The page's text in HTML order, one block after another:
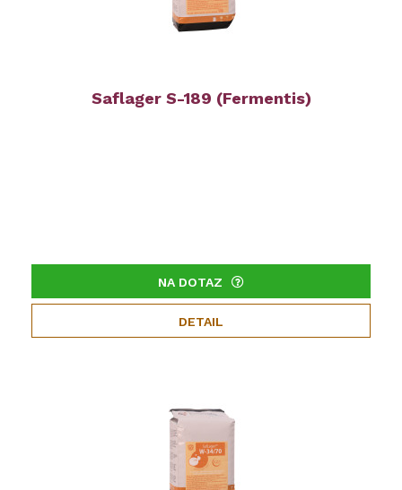
Saflager S-189 (Fermentis)
NA DOTAZ
DETAIL